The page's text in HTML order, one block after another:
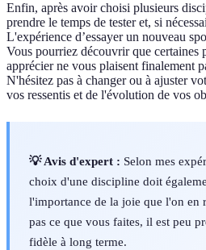
Enfin, après avoir choisi plusieurs
prendre le temps de tester et, si
L'expérience d’essayer un nouveau
Vous pourriez découvrir que certaines
apprécier ne vous plaisent finalement
N'hésitez pas à changer ou à ajuster
vos ressentis et de l'évolution de vos
💡 Avis d'expert : Selon mes
choix d'une discipline doit
l'importance de la joie que l'on en
pas ce que vous faites, il est peu
fidèle à long terme.